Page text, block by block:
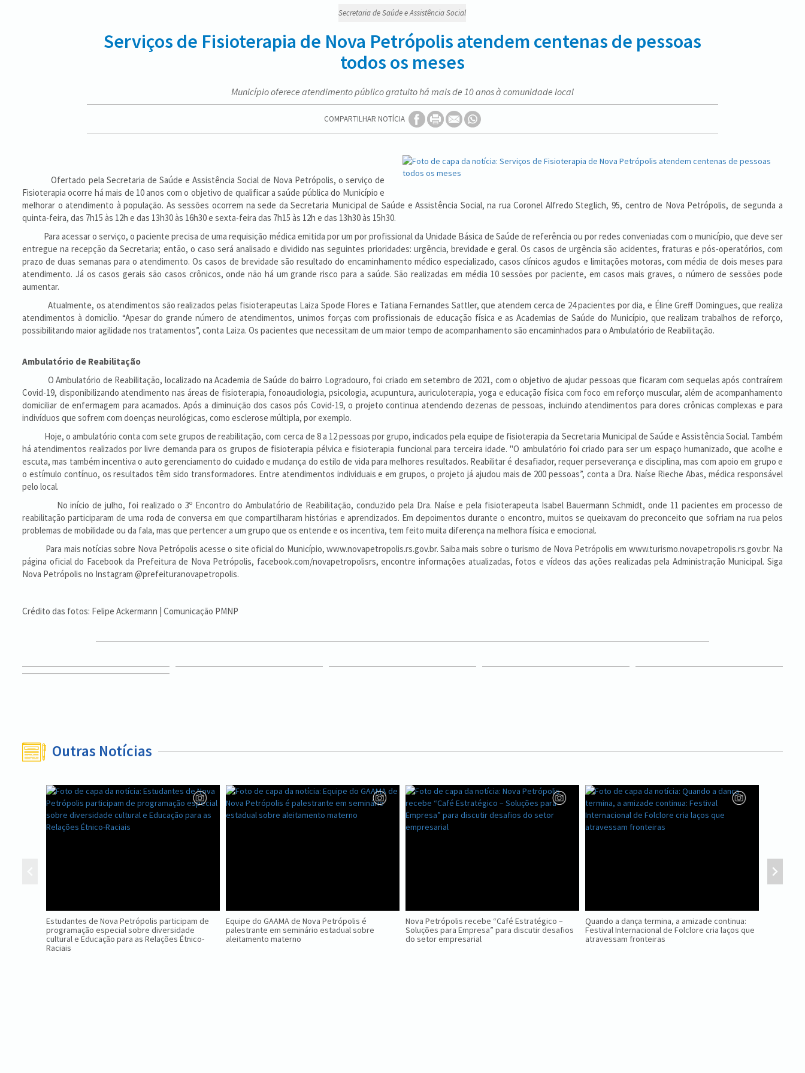
Secretaria de Saúde e Assistência Social
Serviços de Fisioterapia de Nova Petrópolis atendem centenas de pessoas
todos os meses
Município oferece atendimento público gratuito há mais de 10 anos à comunidade local
COMPARTILHAR NOTÍCIA
Ofertado pela Secretaria de Saúde e Assistência Social de Nova Petrópolis, o serviço de
Fisioterapia ocorre há mais de 10 anos com o objetivo de qualificar a saúde pública do Município e
melhorar o atendimento à população. As sessões ocorrem na sede da Secretaria Municipal de Saúde e Assistência Social, na rua Coronel Alfredo Steglich, 95, centro de Nova Petrópolis, de segunda a
quinta-feira, das 7h15 às 12h e das 13h30 às 16h30 e sexta-feira das 7h15 às 12h e das 13h30 às 15h30.
Para acessar o serviço, o paciente precisa de uma requisição médica emitida por um por profissional da Unidade Básica de Saúde de referência ou por redes conveniadas com o município, que deve ser
entregue na recepção da Secretaria; então, o caso será analisado e dividido nas seguintes prioridades: urgência, brevidade e geral. Os casos de urgência são acidentes, fraturas e pós-operatórios, com
prazo de duas semanas para o atendimento. Os casos de brevidade são resultado do encaminhamento médico especializado, casos clínicos agudos e limitações motoras, com média de dois meses para
atendimento. Já os casos gerais são casos crônicos, onde não há um grande risco para a saúde. São realizadas em média 10 sessões por paciente, em casos mais graves, o número de sessões pode
aumentar.
Atualmente, os atendimentos são realizados pelas fisioterapeutas Laiza Spode Flores e Tatiana Fernandes Sattler, que atendem cerca de 24 pacientes por dia, e Éline Greff Domingues, que realiza
atendimentos à domicílio. “Apesar do grande número de atendimentos, unimos forças com profissionais de educação física e as Academias de Saúde do Município, que realizam trabalhos de reforço,
possibilitando maior agilidade nos tratamentos”, conta Laiza. Os pacientes que necessitam de um maior tempo de acompanhamento são encaminhados para o Ambulatório de Reabilitação.
Ambulatório de Reabilitação
O Ambulatório de Reabilitação, localizado na Academia de Saúde do bairro Logradouro, foi criado em setembro de 2021, com o objetivo de ajudar pessoas que ficaram com sequelas após contraírem
Covid-19, disponibilizando atendimento nas áreas de fisioterapia, fonoaudiologia, psicologia, acupuntura, auriculoterapia, yoga e educação física com foco em reforço muscular, além de acompanhamento
domiciliar de enfermagem para acamados. Após a diminuição dos casos pós Covid-19, o projeto continua atendendo dezenas de pessoas, incluindo atendimentos para dores crônicas complexas e para
indivíduos que sofrem com doenças neurológicas, como esclerose múltipla, por exemplo.
Hoje, o ambulatório conta com sete grupos de reabilitação, com cerca de 8 a 12 pessoas por grupo, indicados pela equipe de fisioterapia da Secretaria Municipal de Saúde e Assistência Social. Também
há atendimentos realizados por livre demanda para os grupos de fisioterapia pélvica e fisioterapia funcional para terceira idade. "O ambulatório foi criado para ser um espaço humanizado, que acolhe e
escuta, mas também incentiva o auto gerenciamento do cuidado e mudança do estilo de vida para melhores resultados. Reabilitar é desafiador, requer perseverança e disciplina, mas com apoio em grupo e
o estímulo contínuo, os resultados têm sido transformadores. Entre atendimentos individuais e em grupos, o projeto já ajudou mais de 200 pessoas”, conta a Dra. Naíse Rieche Abas, médica responsável
pelo local.
No início de julho, foi realizado o 3º Encontro do Ambulatório de Reabilitação, conduzido pela Dra. Naíse e pela fisioterapeuta Isabel Bauermann Schmidt, onde 11 pacientes em processo de
reabilitação participaram de uma roda de conversa em que compartilharam histórias e aprendizados. Em depoimentos durante o encontro, muitos se queixavam do preconceito que sofriam na rua pelos
problemas de mobilidade ou da fala, mas que pertencer a um grupo que os entende e os incentiva, tem feito muita diferença na melhora física e emocional.
Para mais notícias sobre Nova Petrópolis acesse o site oficial do Município, www.novapetropolis.rs.gov.br. Saiba mais sobre o turismo de Nova Petrópolis em www.turismo.novapetropolis.rs.gov.br. Na
página oficial do Facebook da Prefeitura de Nova Petrópolis, facebook.com/novapetropolisrs, encontre informações atualizadas, fotos e vídeos das ações realizadas pela Administração Municipal. Siga
Nova Petrópolis no Instagram @prefeituranovapetropolis.
Crédito das fotos: Felipe Ackermann | Comunicação PMNP
Outras Notícias
Estudantes de Nova Petrópolis participam de
programação especial sobre diversidade
cultural e Educação para as Relações Étnico-
Raciais
Equipe do GAAMA de Nova Petrópolis é
palestrante em seminário estadual sobre
aleitamento materno
Nova Petrópolis recebe “Café Estratégico –
Soluções para Empresa” para discutir desafios
do setor empresarial
Quando a dança termina, a amizade continua:
Festival Internacional de Folclore cria laços que
atravessam fronteiras